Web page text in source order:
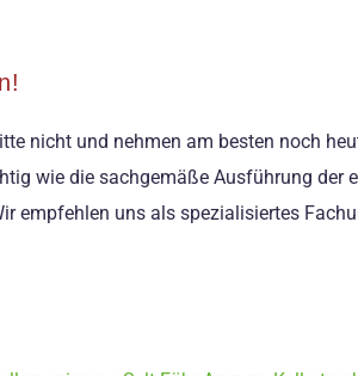
nicht und nehmen am besten noch
wie die sachgemäße Ausführung der
empfehlen uns als spezialisiertes